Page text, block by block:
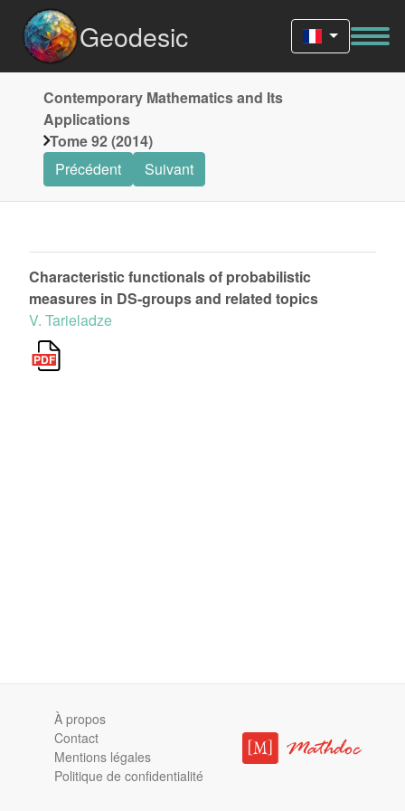
Geodesic
Contemporary Mathematics and Its
Applications
Tome 92 (2014)
Précédent
Suivant
Characteristic functionals of probabilistic
measures in DS-groups and related topics
V. Tarieladze
À propos
Contact
Mentions légales
Politique de confidentialité